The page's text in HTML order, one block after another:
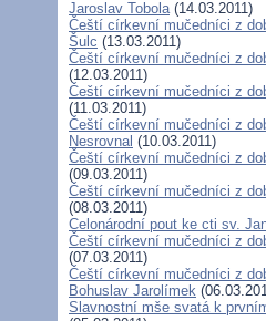
Jaroslav Tobola(14.03.2011)
Čeští církevní mučedníci z
Šulc (13.03.2011)
Čeští církevní mučedníci z
(12.03.2011)
Čeští církevní mučedníci z
(11.03.2011)
Čeští církevní mučedníci z
Nesrovnal (10.03.2011)
Čeští církevní mučedníci z
(09.03.2011)
Čeští církevní mučedníci z
(08.03.2011)
Celonárodní pout ke cti sv.
Čeští církevní mučedníci z
(07.03.2011)
Čeští církevní mučedníci z
Bohuslav Jarolímek
Slavnostní mše svatá k